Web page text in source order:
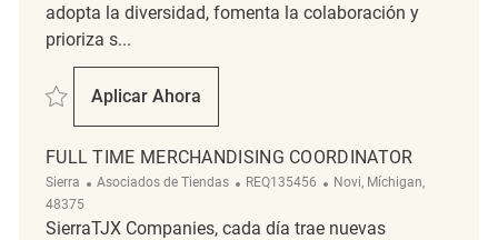
adopta la diversidad, fomenta la colaboración y
prioriza s...
Salvar Part Time Merchandising Associate REQ142704
Aplicar Ahora
Part Time Merchandising Associate
FULL TIME MERCHANDISING COORDINATOR
Sierra Categoría
Asociados de Tiendas ReqId
REQ135456 Ubicación
Novi, Míchigan,
48375
SierraTJX Companies, cada día trae nuevas